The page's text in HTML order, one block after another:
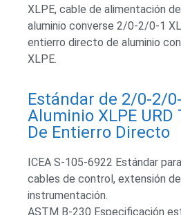
XLPE, cable de alimentación
aluminio converse 2/0-2/0-1
entierro directo de aluminio
XLPE.
Estándar de 2/0-2/
Aluminio XLPE URD
De Entierro Directo
ICEA S-105-6922 Estándar
cables de control, extensión
instrumentación.
ASTM B-230 Especificación